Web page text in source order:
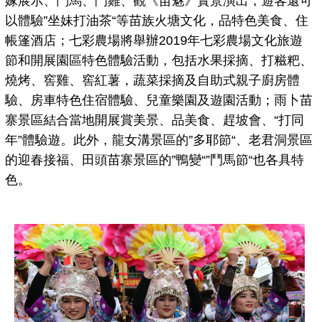
以體驗”坐妹打油茶“等苗族火塘文化，品特色美食、住
帳篷酒店；七彩農場將舉辦2019年七彩農場文化旅遊
節和開展園區特色體驗活動，包括水果採摘、打糍粑、
燒烤、窖雞、窖紅薯，蔬菜採摘及自助式親子廚房體
驗、房車特色住宿體驗、兒童樂園及遊園活動；雨卜苗
寨景區結合當地開展賞美景、品美食、趕坡會、“打同
年”體驗遊。此外，龍女溝景區的”多耶節“、老君洞景區
的迎春接福、田頭苗寨景區的”鴨變“”鬥馬節“也各具特
色。